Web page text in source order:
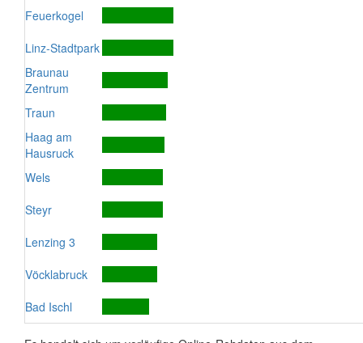
Feuerkogel
Linz-Stadtpark
Braunau
Zentrum
Traun
Haag am
Hausruck
Wels
Steyr
Lenzing 3
Vöcklabruck
Bad Ischl